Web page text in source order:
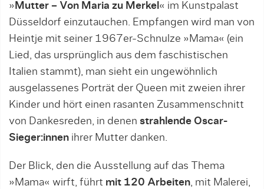
» Mutter – Von Maria zu Merkel « im Kunstpalast
Düsseldorf einzutauchen. Empfangen wird man von
Heintje mit seiner 1967er-Schnulze »Mama« (ein
Lied, das ursprünglich aus dem faschistischen
Italien stammt), man sieht ein ungewöhnlich
ausgelassenes Porträt der Queen mit zweien ihrer
Kinder und hört einen rasanten Zusammenschnitt
von Dankesreden, in denen strahlende Oscar-
Sieger:innen ihrer Mutter danken.
Der Blick, den die Ausstellung auf das Thema
»Mama« wirft, führt mit 120 Arbeiten, mit Malerei,